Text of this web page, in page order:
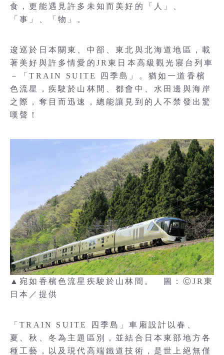
食，更能遇見許多未知而美好的「人」、
「事」、「物」。
逡巡於日本關東、中部、東北與北海道地區，載
著美好與許多情愛的JR東日本高級觀光寢台列車
－「TRAIN SUITE 四季島」。猶如一道香檳
色流星，疾駛於山林間、都會中、水田邊與海岸
之際，奪目而迅速，總能讓見到的人不禁發出驚
嘆聲！
▲宛如香檳色流星疾駛於山林間。 圖：ⒸJR東
日本／提供
「TRAIN SUITE 四季島」車廂設計以春、
夏、秋、冬為主題區別，並結合日本東部地方各
種工藝，以及現代高端鐵道技術，是世上絕無僅